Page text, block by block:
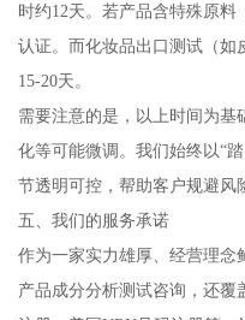
时约12天。若产品含特殊原
认证。而化妆品出口测试（如
15-20天。
需要注意的是，以上时间为
化等可能微调。我们始终以“
节透明可控，帮助客户规避风
五、我们的服务承诺
作为一家实力雄厚、经营理念
产品成分分析测试咨询，还覆